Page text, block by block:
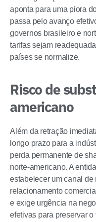
aponta para uma piora
passa pelo avanço
governos brasileiro e
tarifas sejam
países se normalize.
Risco de
americano
Além da retração
longo prazo para a
perda permanente de
norte-americano. A
estabelecer um canal
relacionamento
e exige urgência na
efetivas para preservar